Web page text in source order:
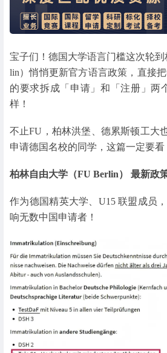
宝子们！德国大学语言门槛这次轮
lin）悄悄更新官方语言政策，直接把
的要求拆成「申请」和「注册」两
样！
不止FU，柏林洪堡、德累斯顿工大
申请德国名校的同学，这篇一定要看
柏林自由大学（FU Berlin） 最新政策
作为德国精英大学、U15 联盟成员
响无数中国申请者！